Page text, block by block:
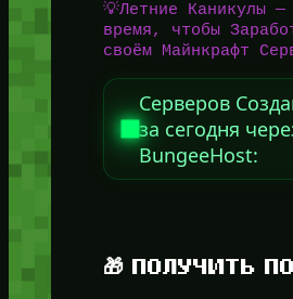
💡Летние Каникулы —
время, чтобы
своём Майнкрафт
Серверов
за сегодня
BungeeHost:
🎁 ПОЛУЧИТЬ